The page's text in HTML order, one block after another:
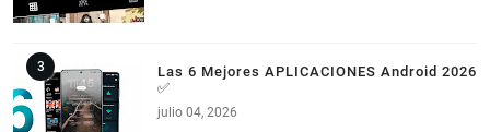
Las 6 Mejores APLICACIONES Android 2026
✅
julio 04, 2026